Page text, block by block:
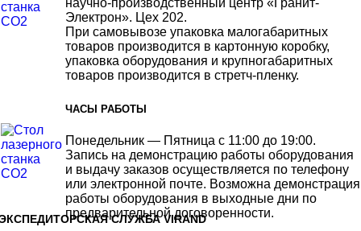
Электрон». Цех 202.
При самовывозе упаковка малогабаритных
товаров производится в картонную коробку,
упаковка оборудования и крупногабаритных
товаров производится в стретч-пленку.
ЧАСЫ РАБОТЫ
Понедельник — Пятница с 11:00 до 19:00.
Запись на демонстрацию работы оборудования
и выдачу заказов осуществляется по телефону
или электронной почте. Возможна демонстрация
работы оборудования в выходные дни по
предварительной договоренности.
СЛУЖБА VIRAND